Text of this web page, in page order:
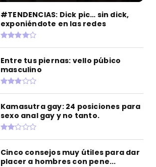
#TENDENCIAS: Dick pic… sin dick,
exponiéndote en las redes
Entre tus piernas: vello púbico
masculino
Kamasutra gay: 24 posiciones para
sexo anal gay y no tanto.
Cinco consejos muy útiles para dar
placer a hombres con pene...